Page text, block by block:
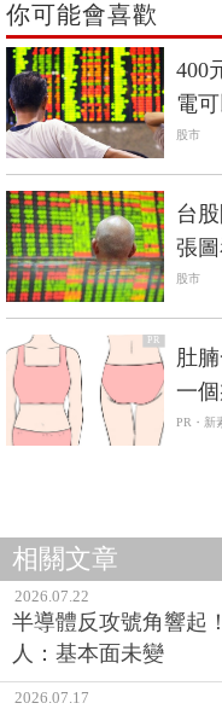
你可能會喜歡
400
電
股市
台
張
股市
PR
肚
一
PR・新
相關文章
2026.07.22
半導體反攻號角響起
人：基本面未變
2026.07.17